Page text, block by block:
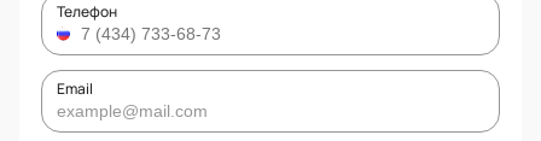
Телефон
Email